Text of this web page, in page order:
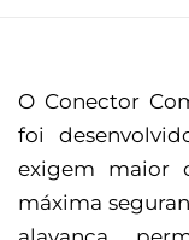
O Conector
foi
exigem maior
máxima